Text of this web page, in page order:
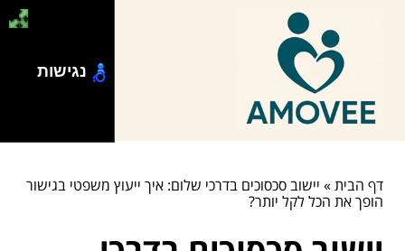
דף הבית» יישוב סכסוכים בדרכי שלום: איך ייעוץ משפטי בגישור
הופך את הכל לקל יותר?
נגישות